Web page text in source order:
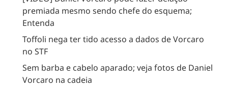
premiada mesmo sendo chefe do esquema;
Entenda
Toffoli nega ter tido acesso a dados de Vorcaro
no STF
Sem barba e cabelo aparado; veja fotos de Daniel
Vorcaro na cadeia